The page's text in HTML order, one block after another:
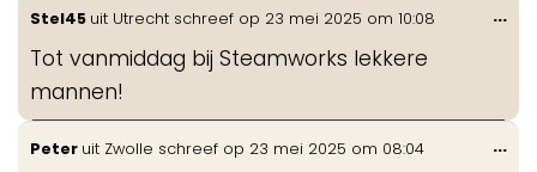
Stel45 uit Utrecht schreef op 23 mei 2025 om 10:08
Tot vanmiddag bij Steamworks lekkere
mannen!
...
Peter uit Zwolle schreef op 23 mei 2025 om 08:04 ...